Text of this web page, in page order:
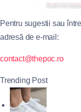
Pentru sugestii sau
adresă de e-mail:
contact@thepoc.ro
Trending Post